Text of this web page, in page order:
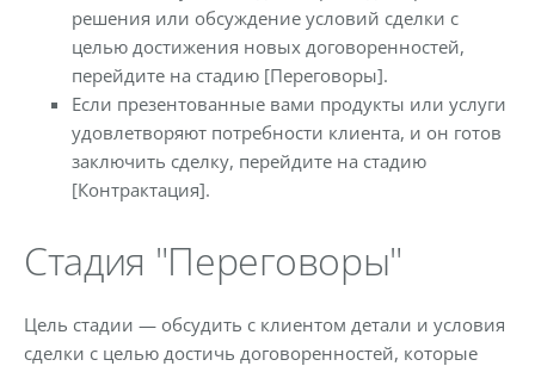
решения или обсуждение условий сделки с
целью достижения новых договоренностей,
перейдите на стадию [Переговоры].
Если презентованные вами продукты или услуги
удовлетворяют потребности клиента, и он готов
заключить сделку, перейдите на стадию
[Контрактация].
Стадия "Переговоры"
Цель стадии — обсудить с клиентом детали и условия
сделки с целью достичь договоренностей, которые